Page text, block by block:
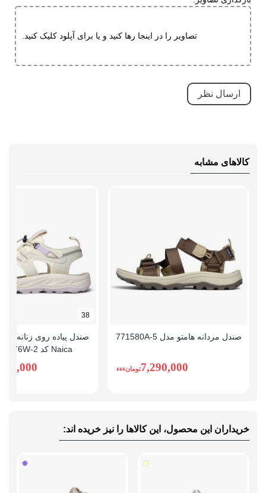
تخصصی
طبی
نوع صندل
تصاویر را در اینجا رها کنید و یا برای آپلود کلیک کنید.
کالاهای مشابه
صندل مردانه هامتو مدل 771580A-5
7,290,000تومانءءء
38
صندل پیاده روی زنانه
Naica کد SN-S1276W-2
خریداران این محصول، این کالاها را نیز خریده اند: